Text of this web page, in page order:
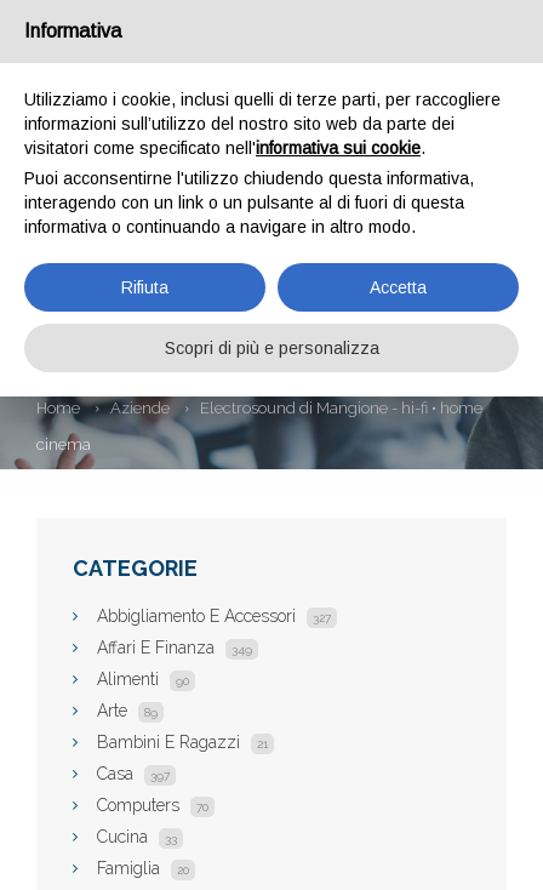
ELECTROSOUND DI
MANGIONE - HI-FI •
HOME CINEMA
Home Aziende
Electrosound di Mangione - hi-fi • home
cinema
CATEGORIE
Abbigliamento E Accessori 327
Affari E Finanza 349
Alimenti 90
Arte 89
Bambini E Ragazzi 21
Casa 397
Computers 70
Cucina 33
Famiglia 20
Informativa
Utilizziamo i cookie, inclusi quelli di terze parti, per raccogliere
informazioni sull’utilizzo del nostro sito web da parte dei
visitatori come specificato nell'informativa sui cookie.
Puoi acconsentirne l'utilizzo chiudendo questa informativa,
interagendo con un link o un pulsante al di fuori di questa
informativa o continuando a navigare in altro modo.
Rifiuta Accetta
Scopri di più e personalizza